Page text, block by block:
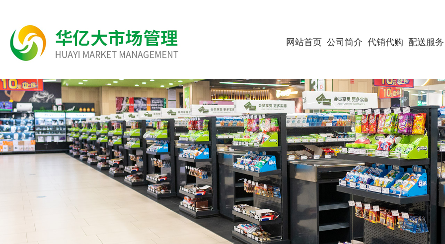
网站首页 公司简介 代销代购 配送服务